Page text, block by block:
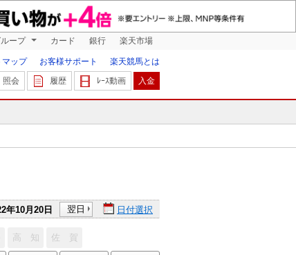
ープ カード 銀行 楽天市場
マップ お客様サポート
楽天競馬とは
照会 履歴 ﾚｰｽ動画 入金
年10月20日 翌日 日付選択
高 知
佐 賀